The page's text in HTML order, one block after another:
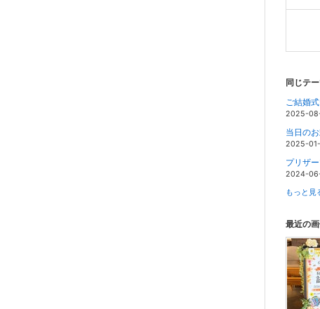
同じテ
ご結婚
2025-
当日の
2025-
プリザ
2024-
もっと見
最近の